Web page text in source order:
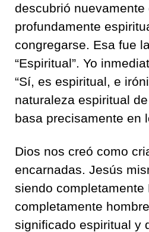
descubrió nuevamente
profundamente
congregarse. Esa fue
“Espiritual”. Yo
“Sí, es espiritual, e
naturaleza espiritual
basa precisamente en
Dios nos creó como
encarnadas. Jesús
siendo completamente
completamente
significado espiritual y